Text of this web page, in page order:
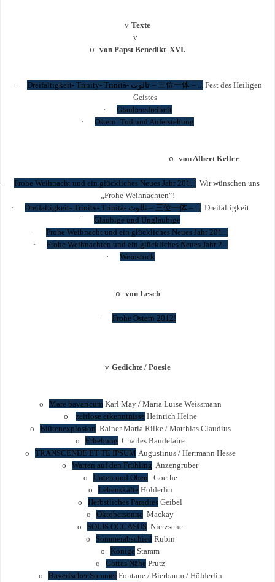
v Texte
v
o von Papst Benedikt XVI.
· Dreifaltigkeit- Trinity- Trinità- ثالوث – 三位一体 – ...
Fest des Heiligen
Geistes
·
Glaubensfreiheit
·
Ostern: Tod und Auferstehung
o von Albert Keller
· Frohe Weihnacht und ein glückliches Neues Jahr 201...
Wir wünschen uns
„Frohe Weihnachten“!
·
Dreifaltigkeit- Trinity- Trinità- ثالوث – 三位一体 – ...
Dreifaltigkeit
·
Gläubige und Ungläubige
·
Frohe Weihnacht und ein glückliches Neues Jahr 201...
·
Frohe Weihnachten und ein glückliches Neues Jahr 2...
·
Weinstock
o von Lesch
· Frohe Ostern 2012!
v Gedichte / Poesie
o Mare bavaricum Karl May / Maria Luise Weissmann
o zeitlose erkenntnisse Heinrich Heine
o Blütenexplosion Rainer Maria Rilke / Matthias Claudius
o Erhebung Charles Baudelaire
o TRANSCENDE ET TE IPSUM Augustinus / Herrmann Hesse
o Warten auf den Frühling Anzengruber
o Unten und Oben Goethe
o Lebenskälte Hölderlin
o Herbstliches Paradies Geibel
o Oktobersonne Mackay
o SOLIS OCCASUS Nietzsche
o Sommerabschied Rubin
o Könige Stamm
o Gottes Nähe Prutz
o Bayerischer SommerFontane / Bierbaum / Hölderlin